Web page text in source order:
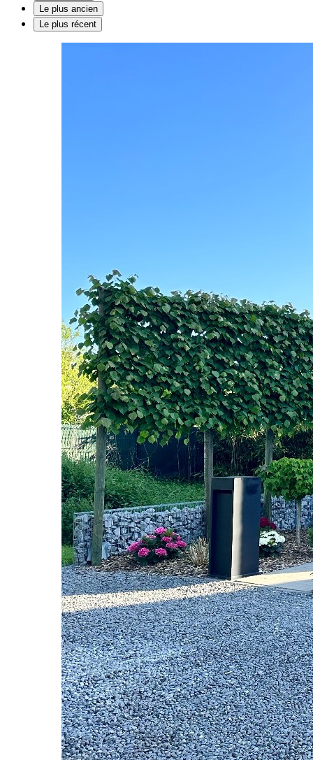
Le plus ancien
Le plus récent